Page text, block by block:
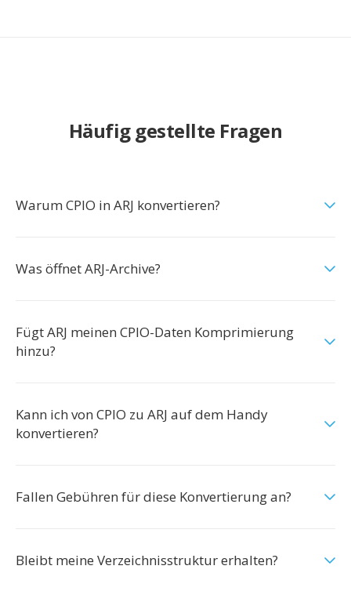
Häufig gestellte Fragen
Warum CPIO in ARJ konvertieren?
Was öffnet ARJ-Archive?
Fügt ARJ meinen CPIO-Daten Komprimierung
hinzu?
Kann ich von CPIO zu ARJ auf dem Handy
konvertieren?
Fallen Gebühren für diese Konvertierung an?
Bleibt meine Verzeichnisstruktur erhalten?